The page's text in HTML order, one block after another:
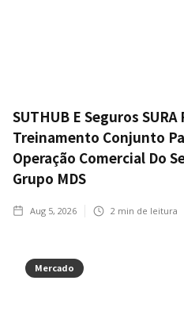
SUTHUB E Seguros
Treinamento Conjunto
Operação Comercial Do
Grupo MDS
Aug 5, 2026 2 min de leitura
Mercado